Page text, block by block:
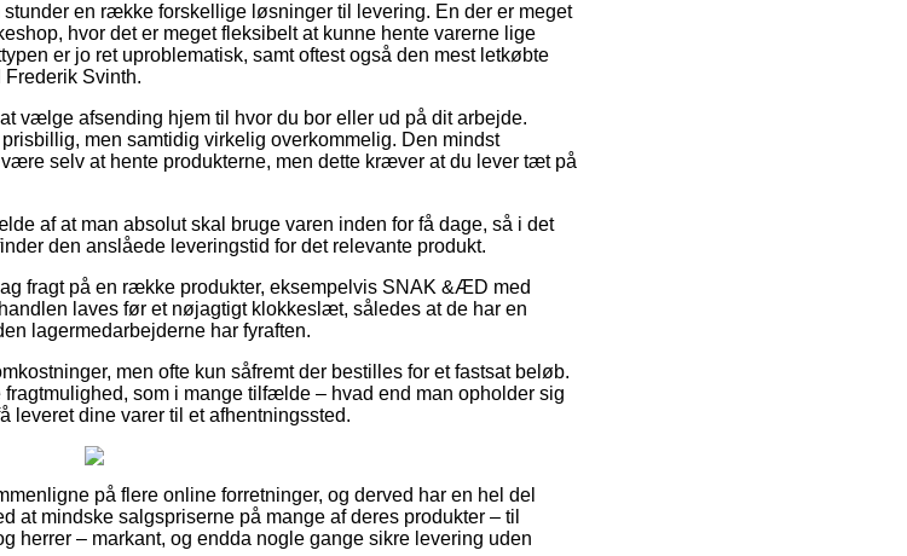
en række forskellige løsninger til levering. En der er meget
hvor det er meget fleksibelt at kunne hente varerne lige
er jo ret uproblematisk, samt oftest også den mest letkøbte
Svinth.
vælge afsending hjem til hvor du bor eller ud på dit arbejde.
men samtidig virkelig overkommelig. Den mindst
selv at hente produkterne, men dette kræver at du lever tæt på
af at man absolut skal bruge varen inden for få dage, så i det
den anslåede leveringstid for det relevante produkt.
fragt på en række produkter, eksempelvis SNAK &ÆD med
laves før et nøjagtigt klokkeslæt, således at de har en
lagermedarbejderne har fyraften.
men ofte kun såfremt der bestilles for et fastsat beløb.
som i mange tilfælde – hvad end man opholder sig
dine varer til et afhentningssted.
på flere online forretninger, og derved har en hel del
at mindske salgspriserne på mange af deres produkter – til
herrer – markant, og endda nogle gange sikre levering uden